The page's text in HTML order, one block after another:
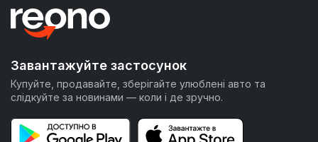
Завантажуйте застосунок
Купуйте, продавайте, зберігайте улюблені авто та
слідкуйте за новинами — коли і де зручно.